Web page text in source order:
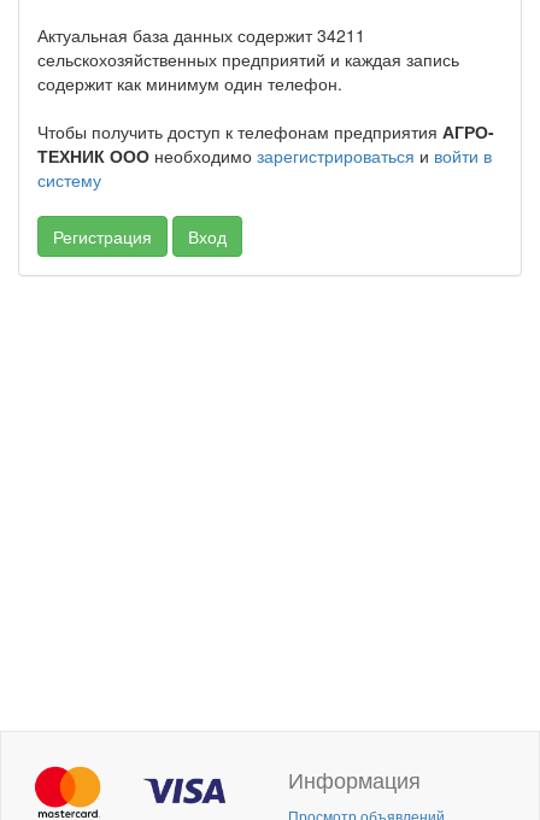
Актуальная база данных содержит 34211
сельскохозяйственных предприятий и каждая запись
содержит как минимум один телефон.
Чтобы получить доступ к телефонам предприятия АГРО-
ТЕХНИК ООО необходимо зарегистрироваться и войти в
систему
Регистрация Вход
Информация
Просмотр объявлений